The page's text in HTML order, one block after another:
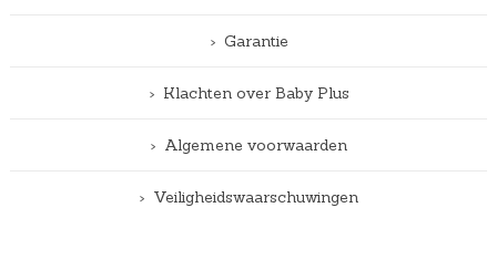
Garantie
Klachten over Baby Plus
Algemene voorwaarden
Veiligheidswaarschuwingen